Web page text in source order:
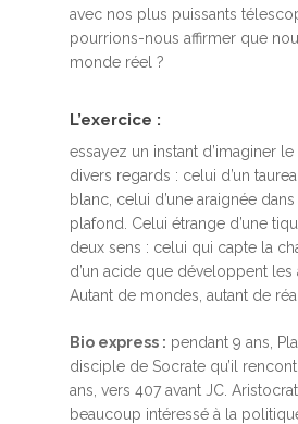
avec nos plus puissants
pourrions-nous affirmer que
monde réel ?
L’exercice :
essayez un instant d’imaginer
divers regards : celui d’un
blanc, celui d’une araignée
plafond. Celui étrange d’une
deux sens : celui qui capte la
d’un acide que développent les
Autant de mondes, autant de
Bio express : pendant 9 ans,
disciple de Socrate qu’il
ans, vers 407 avant JC.
beaucoup intéressé à la